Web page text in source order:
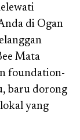
di Ogan
Mata
foundation-
baru dorong
yang